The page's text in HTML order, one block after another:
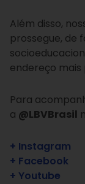
Além disso,
prossegue, de
endereço mais
Para
a @LBVBrasil
+ Instagram
+ Facebook
+ Youtube